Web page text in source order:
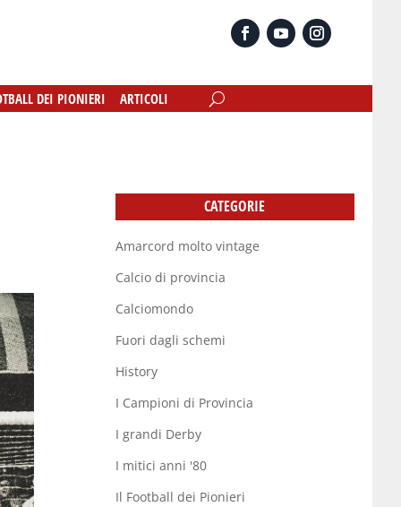
DEI PIONIERI ARTICOLI
DEI PIONIERI ARTICOLI
CATEGORIE
Amarcord molto vintage
Calcio di provincia
Calciomondo
Fuori dagli schemi
History
I Campioni di Provincia
I grandi Derby
I mitici anni '80
Il Football dei Pionieri